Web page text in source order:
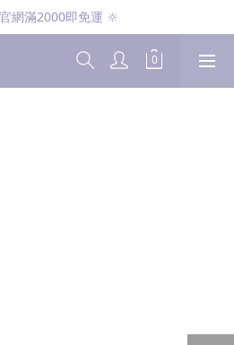
CK兩件免運 🔆
網滿2000即免運 🔆
♡ CK兩件免運 🔆